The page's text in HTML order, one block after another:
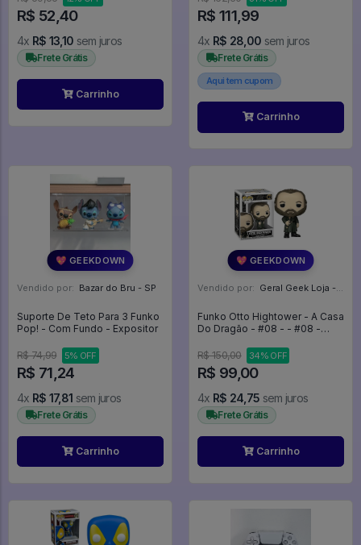
R$ 52,40
4x R$ 13,10 sem juros
Frete Grátis
Carrinho
R$ 111,99
4x R$ 28,00 sem juros
Frete Grátis
Aqui tem cupom
Carrinho
💖 GEEKDOWN
Vendido por: Bazar do Bru - SP
Suporte De Teto Para 3 Funko
Pop! - Com Fundo - Expositor
R$ 74,99 5% OFF
R$ 71,24
4x R$ 17,81 sem juros
Frete Grátis
Carrinho
💖 GEEKDOWN
Vendido por: Geral Geek Loja - SP
Funko Otto Hightower - A Casa
Do Dragão - #08 - - #08 -
R$ 150,00
34% OFF
R$ 99,00
4x R$ 24,75 sem juros
Frete Grátis
Carrinho